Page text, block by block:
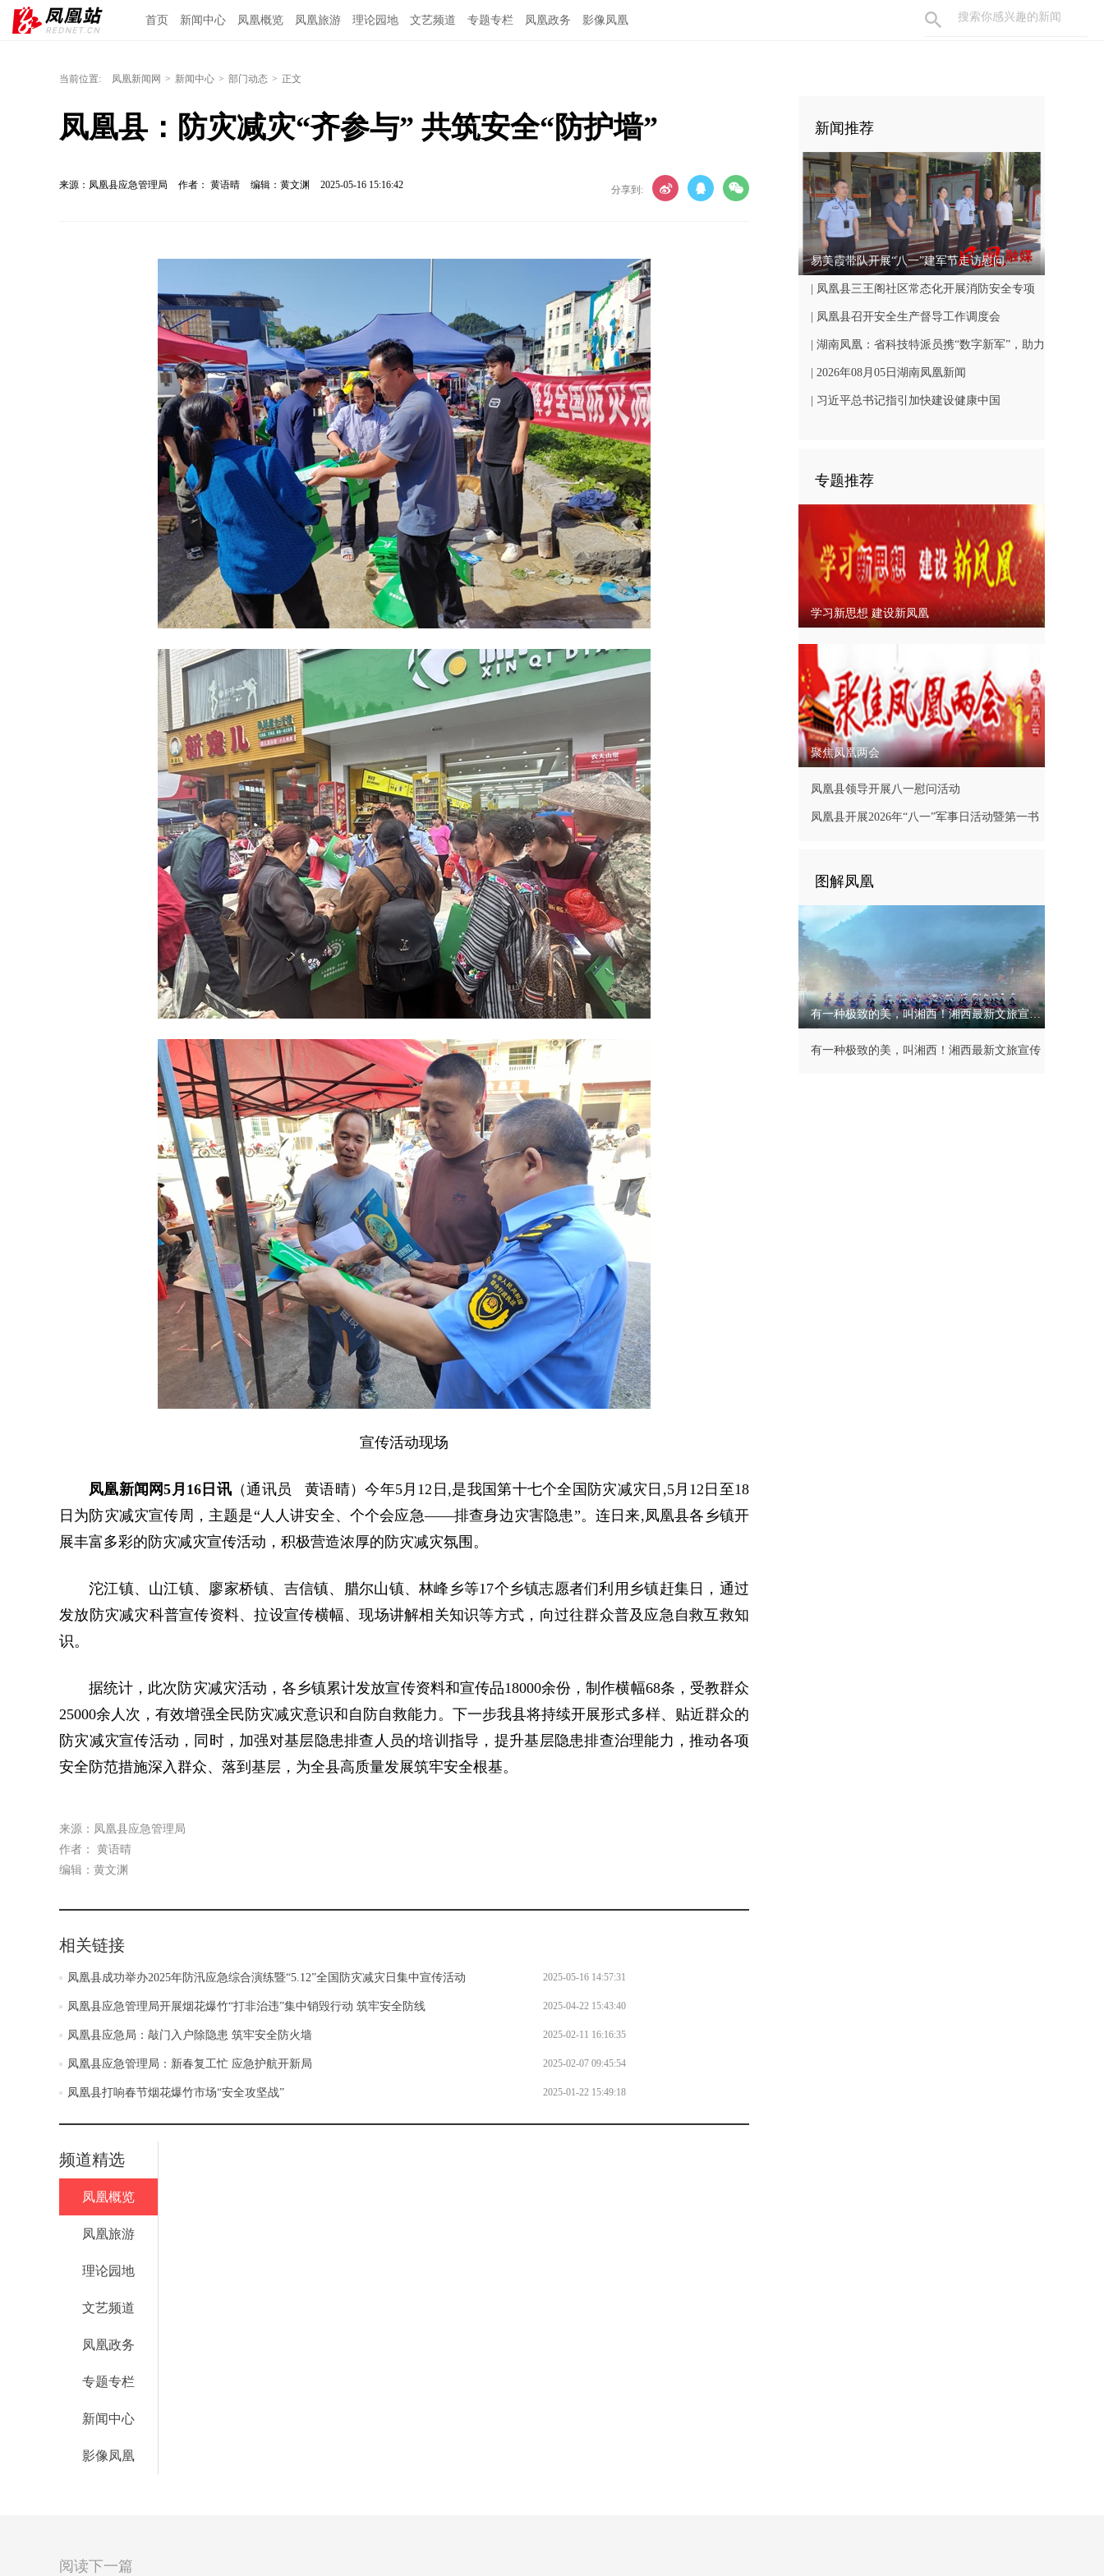
首页 新闻中心 凤凰概览 凤凰旅游 理论园地 文艺频道 专题专栏 凤凰政务 影像凤凰
当前位置: 凤凰新闻网 > 新闻中心 > 部门动态 > 正文
凤凰县：防灾减灾“齐参与” 共筑安全“防护墙”
来源：凤凰县应急管理局 作者： 黄语晴 编辑：黄文渊 2025-05-16 15:16:42 分享到:
宣传活动现场
凤凰新闻网5月16日讯（通讯员 黄语晴）今年5月12日,是我国第十七个全国防灾减灾日,5月12日至18
日为防灾减灾宣传周，主题是“人人讲安全、个个会应急——排查身边灾害隐患”。连日来,凤凰县各乡镇开
展丰富多彩的防灾减灾宣传活动，积极营造浓厚的防灾减灾氛围。
沱江镇、山江镇、廖家桥镇、吉信镇、腊尔山镇、林峰乡等17个乡镇志愿者们利用乡镇赶集日，通过
发放防灾减灾科普宣传资料、拉设宣传横幅、现场讲解相关知识等方式，向过往群众普及应急自救互救知
识。
据统计，此次防灾减灾活动，各乡镇累计发放宣传资料和宣传品18000余份，制作横幅68条，受教群众
25000余人次，有效增强全民防灾减灾意识和自防自救能力。下一步我县将持续开展形式多样、贴近群众的
防灾减灾宣传活动，同时，加强对基层隐患排查人员的培训指导，提升基层隐患排查治理能力，推动各项
安全防范措施深入群众、落到基层，为全县高质量发展筑牢安全根基。
来源：凤凰县应急管理局
作者： 黄语晴
编辑：黄文渊
相关链接
凤凰县成功举办2025年防汛应急综合演练暨“5.12”全国防灾减灾日集中宣传活动 2025-05-16 14:57:31
凤凰县应急管理局开展烟花爆竹“打非治违”集中销毁行动 筑牢安全防线 2025-04-22 15:43:40
凤凰县应急局：敲门入户除隐患 筑牢安全防火墙 2025-02-11 16:16:35
凤凰县应急管理局：新春复工忙 应急护航开新局 2025-02-07 09:45:54
凤凰县打响春节烟花爆竹市场“安全攻坚战” 2025-01-22 15:49:18
频道精选
凤凰概览
凤凰旅游
理论园地
文艺频道
凤凰政务
专题专栏
新闻中心
影像凤凰
新闻推荐
易美霞带队开展“八一”建军节走访慰问
| 凤凰县三王阁社区常态化开展消防安全专项
巡查工作
| 凤凰县召开安全生产督导工作调度会
| 湖南凤凰：省科技特派员携“数字新军”，助力
凤凰文旅发展
| 2026年08月05日湖南凤凰新闻
| 习近平总书记指引加快建设健康中国
专题推荐
学习新思想 建设新凤凰
聚焦凤凰两会
凤凰县领导开展八一慰问活动
凤凰县开展2026年“八一”军事日活动暨第一书
图解凤凰
有一种极致的美，叫湘西！湘西最新文旅宣传片
有一种极致的美，叫湘西！湘西最新文旅宣传
阅读下一篇